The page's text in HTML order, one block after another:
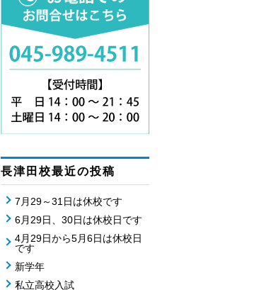
長津田校最近の投稿
7月29～31日は休校です
6月29日、30日は休校日です
4月29日から5月6日は休校日
です
新学年
私立高校入試